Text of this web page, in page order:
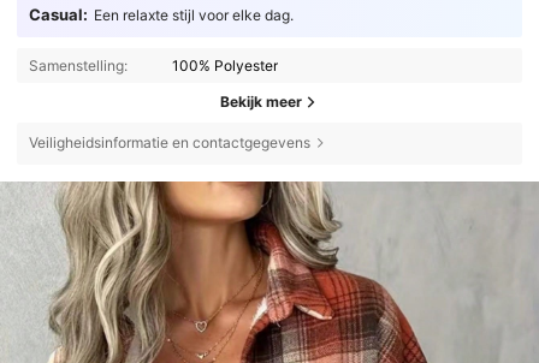
Casual: Een relaxte stijl voor elke dag.
Samenstelling: 100% Polyester
Bekijk meer
Veiligheidsinformatie en contactgegevens